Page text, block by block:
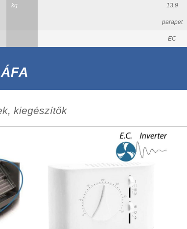
kg 13,9
parapet
EC
kiegészítők